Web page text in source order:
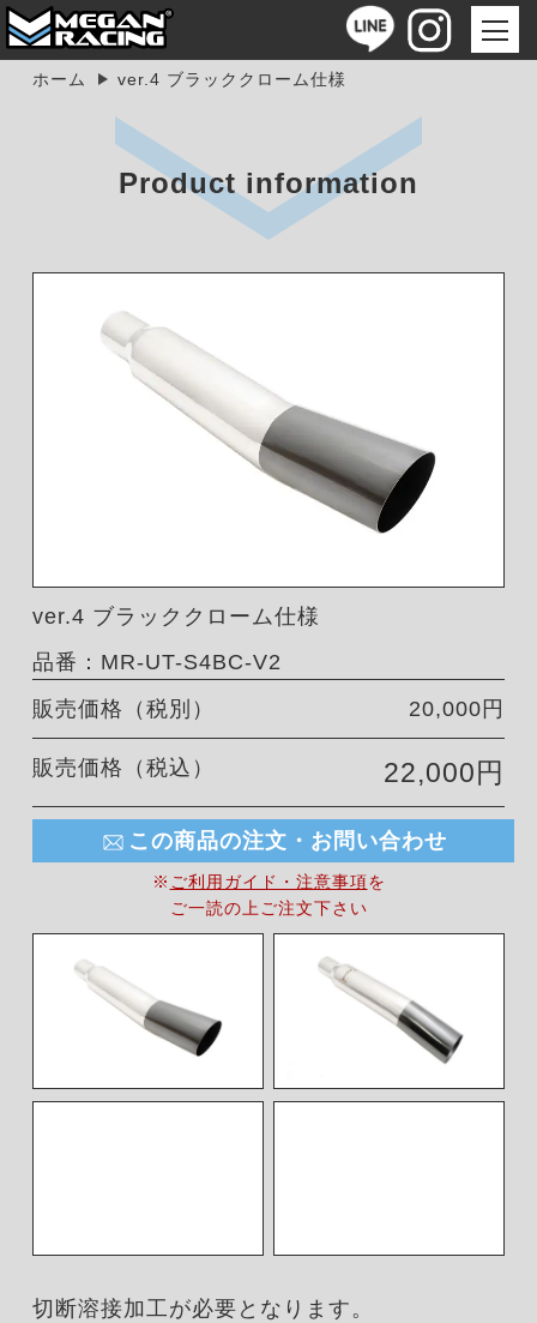
ホーム ver.4 ブラッククローム仕様
Product information
ver.4 ブラッククローム仕様
品番：MR-UT-S4BC-V2
販売価格（税別）
20,000円
販売価格（税込） 22,000円
この商品の注文・お問い合わせ
※ ご利用ガイド・注意事項を
ご一読の上ご注文下さい
切断溶接加工が必要となります。